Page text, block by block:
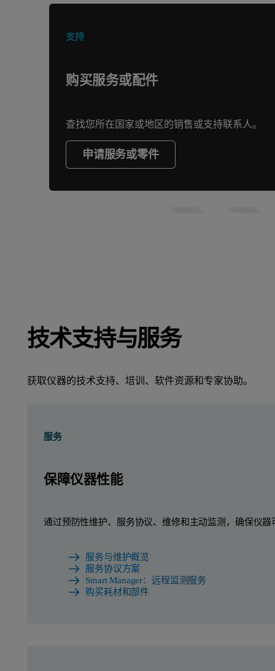
支持
购买服务或配件
查找您所在国家或地区的销售或支持联系人。
申请服务或零件
技术支持与服务
获取仪器的技术支持、培训、软件资源和专家协助。
服务
保障仪器性能
通过预防性维护、服务协议、维修和主动监测，确保仪器
服务与维护概览
服务协议方案
Smart Manager：远程监测服务
购买耗材和部件